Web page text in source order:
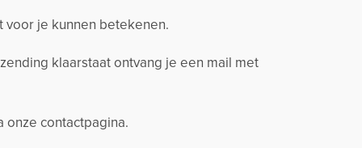
voor je kunnen betekenen.
klaarstaat ontvang je een mail met
onze contactpagina.